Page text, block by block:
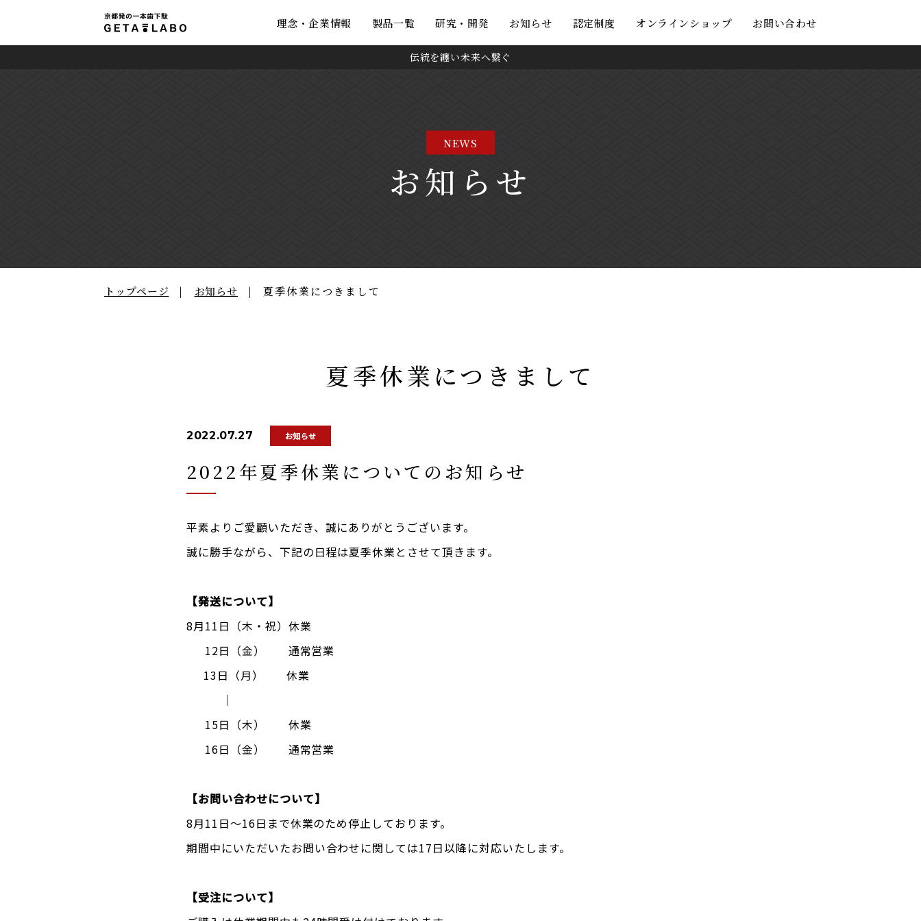
理念・企業情報 製品一覧 研究・開発 お知らせ 認定制度 オンラインショップ お問い合わせ
伝統を纏い未来へ繋ぐ
NEWS
お知らせ
トップページ お知らせ 夏季休業につきまして
夏季休業につきまして
2022.07.27 お知らせ
2022年夏季休業についてのお知らせ
平素よりご愛顧いただき、誠にありがとうございます。
誠に勝手ながら、下記の日程は夏季休業とさせて頂きます。
【発送について】
8月11日（木・祝）休業
12日（金） 通常営業
13日（月） 休業
｜
15日（木） 休業
16日（金） 通常営業
【お問い合わせについて】
8月11日〜16日まで休業のため停止しております。
期間中にいただいたお問い合わせに関しては17日以降に対応いたします。
【受注について】